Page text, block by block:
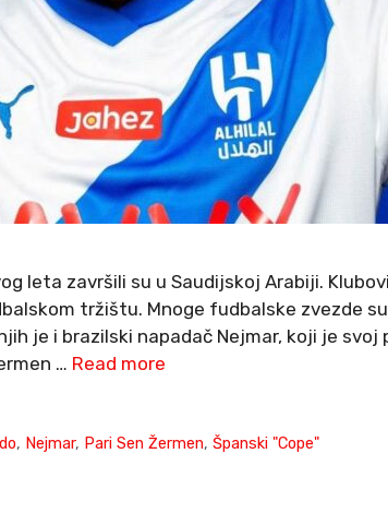
leta završili su u Saudijskoj Arabiji.
tržištu. Mnoge fudbalske zvezde
je i brazilski napadač Nejmar, koji je svoj
… Read more
, Nejmar, Pari Sen Žermen,Španski "Cope"